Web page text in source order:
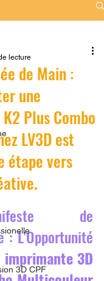
3D CPF
de Main :
une
Plus Combo
LV3D est
étape vers
lecture
5.
de
: L'Opportunité
3D